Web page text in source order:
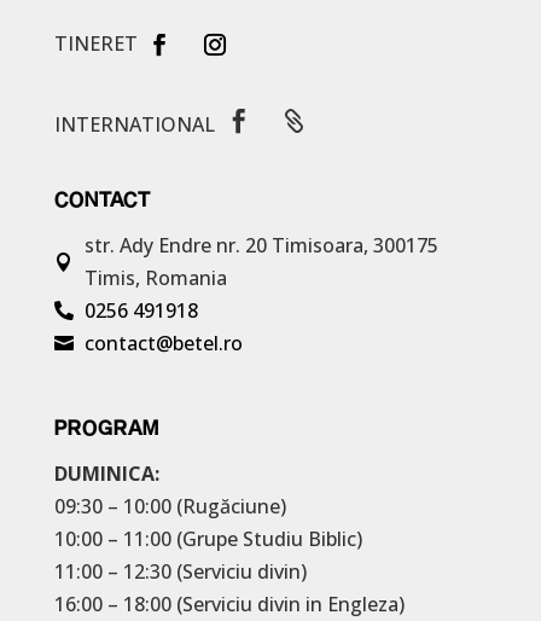
TINERET
INTERNATIONAL  
CONTACT

str. Ady Endre nr. 20 Timisoara, 300175
Timis, Romania
 0256 491918
 contact@betel.ro
PROGRAM
DUMINICA:
09:30 – 10:00 (Rugăciune)
10:00 – 11:00 (Grupe Studiu Biblic)
11:00 – 12:30 (Serviciu divin)
16:00 – 18:00 (Serviciu divin in Engleza)